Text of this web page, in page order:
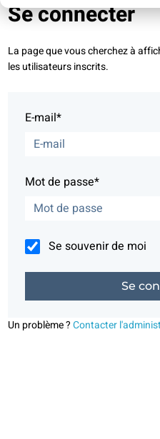
Se connecter
La page que vous cherchez à
les utilisateurs inscrits.
E-mail*
Mot de passe*
Se souvenir de moi
Un problème ?Contacter